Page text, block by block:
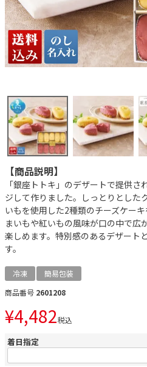
【商品説明】
「銀座トトキ」のデザートで提供
ジして作りました。しっとりとした
いもを使用した2種類のチーズケー
まいもや紅いもの風味が口の中で広
楽しめます。特別感のあるデザート
す。
冷凍
簡易包装
商品番号 2601208
¥4,482税込
着日指定